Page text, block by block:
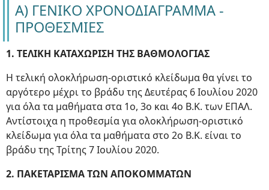
Α) ΓΕΝΙΚΟ ΧΡΟΝΟΔΙΑΓΡΑΜΜΑ -
ΠΡΟΘΕΣΜΙΕΣ
1. ΤΕΛΙΚΗ ΚΑΤΑΧΩΡΙΣΗ ΤΗΣ ΒΑΘΜΟΛΟΓΙΑΣ
Η τελική ολοκλήρωση-οριστικό κλείδωμα θα γίνει το
αργότερο μέχρι το βράδυ της Δευτέρας 6 Ιουλίου 2020
για όλα τα μαθήματα στα 1ο, 3ο και 4ο Β.Κ. των ΕΠΑΛ.
Αντίστοιχα η προθεσμία για ολοκλήρωση-οριστικό
κλείδωμα για όλα τα μαθήματα στο 2ο Β.Κ. είναι το
βράδυ της Τρίτης 7 Ιουλίου 2020.
2. ΠΑΚΕΤΑΡΙΣΜΑ ΤΩΝ ΑΠΟΚΟΜΜΑΤΩΝ